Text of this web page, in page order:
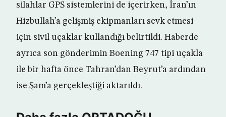
silahlar GPS sistemlerini de içerirken, İran’ın
Hizbullah’a gelişmiş ekipmanları sevk etmesi
için sivil uçaklar kullandığı belirtildi. Haberde
ayrıca son gönderimin Boening 747 tipi uçakla
ile bir hafta önce Tahran’dan Beyrut’a ardından
ise Şam’a gerçekleştiği aktarıldı.